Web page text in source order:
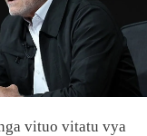
vituo vitatu vya